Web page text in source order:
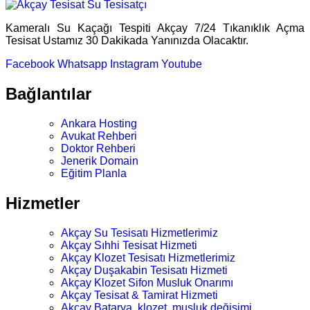
Kameralı Su Kaçağı Tespiti Akçay 7/24 Tıkanıklık Açma
Tesisat Ustamız 30 Dakikada Yanınızda Olacaktır.
Facebook Whatsapp Instagram Youtube
Bağlantılar
Ankara Hosting
Avukat Rehberi
Doktor Rehberi
Jenerik Domain
Eğitim Planla
Hizmetler
Akçay Su Tesisatı Hizmetlerimiz
Akçay Sıhhi Tesisat Hizmeti
Akçay Klozet Tesisatı Hizmetlerimiz
Akçay Duşakabin Tesisatı Hizmeti
Akçay Klozet Sifon Musluk Onarımı
Akçay Tesisat & Tamirat Hizmeti
Akçay Batarya, klozet, musluk değişimi